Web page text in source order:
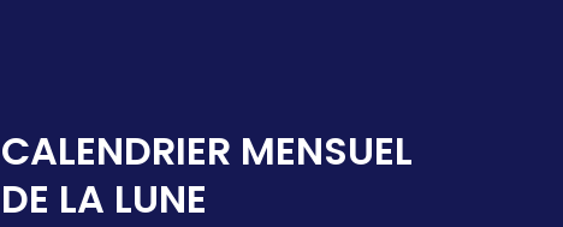
CALENDRIER MENSUEL
DE LA LUNE